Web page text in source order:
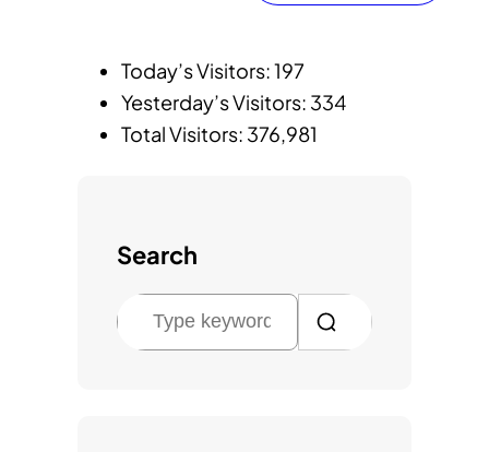
Today’s Visitors:197
Yesterday’s Visitors: 334
Total Visitors: 376,981
Search